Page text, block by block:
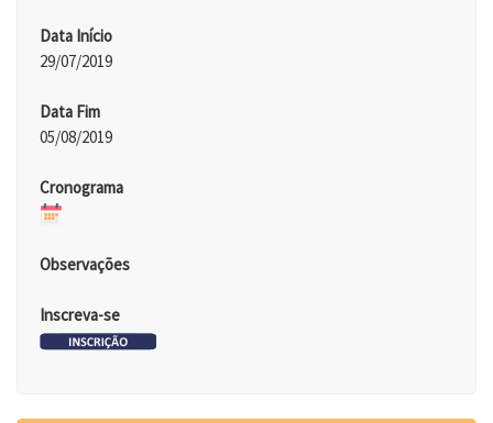
Data Início
29/07/2019
Data Fim
05/08/2019
Cronograma
Observações
Inscreva-se